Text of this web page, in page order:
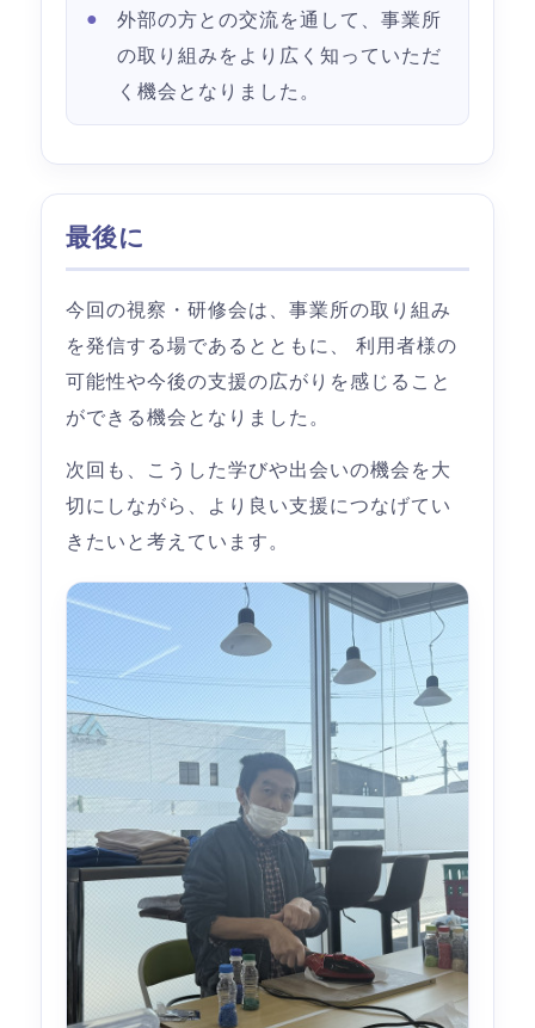
外部の方との交流を通して、事業所
の取り組みをより広く知っていただ
く機会となりました。
最後に
今回の視察・研修会は、事業所の取り組み
を発信する場であるとともに、 利用者様の
可能性や今後の支援の広がりを感じること
ができる機会となりました。
次回も、こうした学びや出会いの機会を大
切にしながら、より良い支援につなげてい
きたいと考えています。